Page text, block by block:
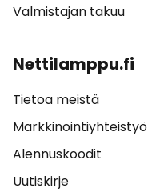
Valmistajan takuu
Nettilamppu.fi
Tietoa meistä
Markkinointiyhteistyö
Alennuskoodit
Uutiskirje